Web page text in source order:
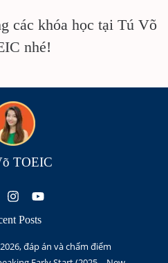
các khóa học tại Tú Võ
nhé!
TOEIC
Posts
đáp án và chấm điểm